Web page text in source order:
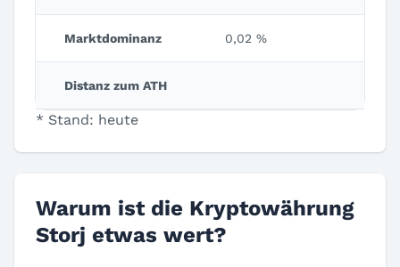
Marktdominanz 0,02 %
Distanz zum ATH
* Stand: heute
Warum ist die Kryptowährung
Storj etwas wert?